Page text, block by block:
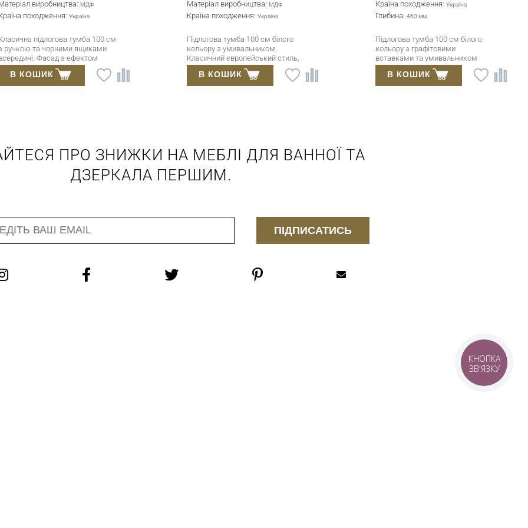
Країна походження:Україна
Глибина:460 мм
Підлогова тумба 100 см білого
кольору з графітовими
вставками та умивальником
САВА. МДФ високої якості, фарба
Sayerlack, фурнітура
Blum/Hettich.
В КОШИК
Країна походження:Україна
Глибина:450 мм
Підвісний умивальник з тумбою
білого кольору. Фарбований
МДФ. Фурнітура Blum/Hettich
(Австрія). Керамічний
умивальник (Туреччина).
В КОШИК
Країна походження:Україна
Глибина:460 мм
Підлогова тумба білого кольору,
пофарбований МДФ. Тонкий
умивальник Qtap у комплекті.
Фурнітура Blum/Hettich (Австрія).
В КОШИК
ПРО ЗНИЖКИ НА МЕБЛІ ДЛЯ ВАННОЇ ТА
ДЗЕРКАЛА ПЕРШИМ.
ПІДПИСАТИСЬ
КНОПКА
ЗВ'ЯЗКУ